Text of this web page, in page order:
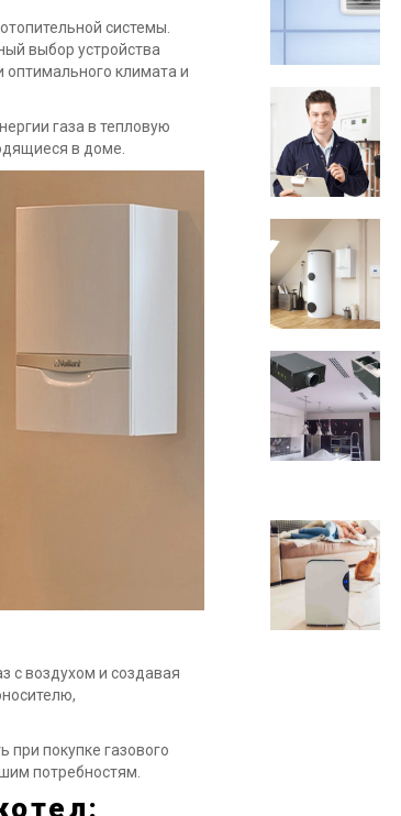
системы.
выбор устройства
климата и
газа в тепловую
в доме.
с воздухом и создавая
при покупке газового
потребностям.